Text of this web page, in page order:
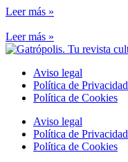
Leer más »
Leer más »
Aviso legal
Política de Privacidad
Política de Cookies
Aviso legal
Política de Privacidad
Política de Cookies